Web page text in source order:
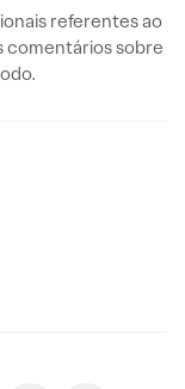
referentes ao
comentários sobre